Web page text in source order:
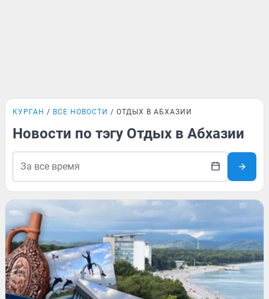
КУРГАН ВСЕ НОВОСТИ ОТДЫХ В АБХАЗИИ
Новости по тэгу Отдых в Абхазии